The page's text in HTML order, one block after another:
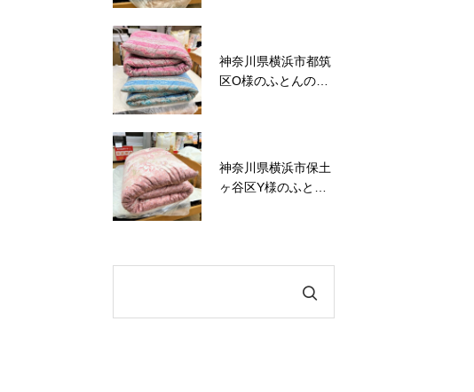
神奈川県横浜市都筑
区O様のふとんの打
神奈川県横浜市保土
ヶ谷区Y様のふとん
かながわトクトクキ
ャンペーン！『かな
六角橋商店街プレミ
アム商品券のお知ら